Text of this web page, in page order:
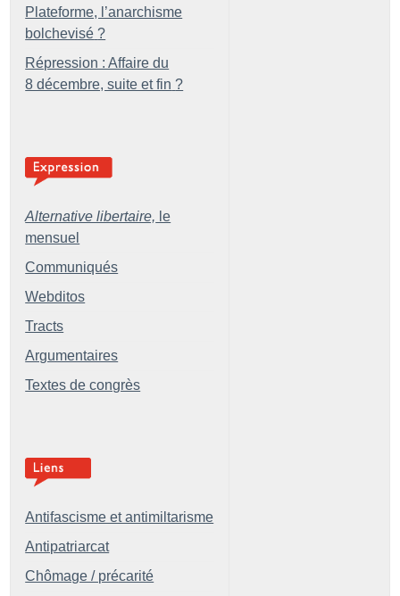
Plateforme, l’anarchisme
bolchevisé ?
Répression : Affaire du
8 décembre, suite et fin ?
Alternative libertaire, le
mensuel
Communiqués
Webditos
Tracts
Argumentaires
Textes de congrès
Antifascisme et antimiltarisme
Antipatriarcat
Chômage / précarité